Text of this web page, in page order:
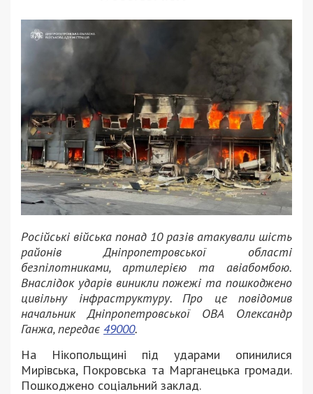
Російські війська понад 10 разів атакували шість
районів Дніпропетровської області
безпілотниками, артилерією та авіабомбою.
Внаслідок ударів виникли пожежі та пошкоджено
цивільну інфраструктуру. Про це повідомив
начальник Дніпропетровської ОВА Олександр
Ганжа, передає 49000.
На Нікопольщині під ударами опинилися
Мирівська, Покровська та Марганецька громади.
Пошкоджено соціальний заклад.